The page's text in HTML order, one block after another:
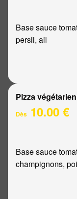
Base sauce
persil, ail
Pizza
Dès 10.00 €
Base sauce
champignons,